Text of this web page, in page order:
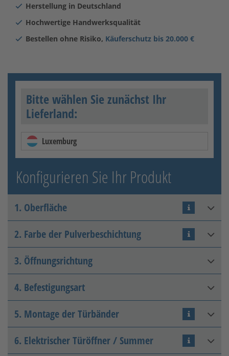
Herstellung in Deutschland
Hochwertige Handwerksqualität
Bestellen ohne Risiko, Käuferschutz bis 20.000 €
Bitte wählen Sie zunächst Ihr
Lieferland:
Luxemburg
Konfigurieren Sie Ihr Produkt
1. Oberfläche
Matt farbbeschichtet
DB farbbeschichtet
2. Farbe der Pulverbeschichtung
3. Öffnungsrichtung
4. Befestigungsart
Pfeiler-Pfeiler
5. Montage der Türbänder
Seitlich mit 2D-Band
6. Elektrischer Türöffner / Summer